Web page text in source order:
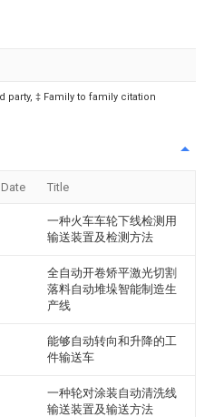
party, ‡ Family to family citation
Title
一种火车车轮下线检测用
输送装置及检测方法
全自动开卷矫平激光切割
落料自动堆垛智能制造生
产线
能够自动转向和升降的工
件输送车
一种轮对涂装自动清洗线
输送装置及输送方法